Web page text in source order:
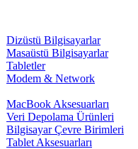
Dizüstü Bilgisayarlar
Masaüstü Bilgisayarlar
Tabletler
Modem & Network
MacBook Aksesuarları
Veri Depolama Ürünleri
Bilgisayar Çevre Birimleri
Tablet Aksesuarları